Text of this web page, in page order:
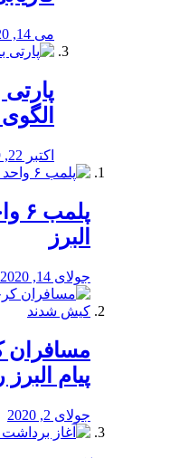
می 14, 2020
اکتبر 22, 2019
البرز
جولای 14, 2020
مسافران
پیام
جولای 2, 2020